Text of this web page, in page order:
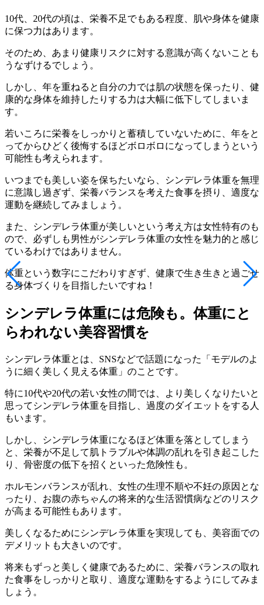
10代、20代の頃は、栄養不足でもある程度、肌や身体を健康
に保つ力はあります。
そのため、あまり健康リスクに対する意識が高くないことも
うなずけるでしょう。
しかし、年を重ねると自分の力では肌の状態を保ったり、健
康的な身体を維持したりする力は大幅に低下してしまいま
す。
若いころに栄養をしっかりと蓄積していないために、年をと
ってからひどく後悔するほどボロボロになってしまうという
可能性も考えられます。
いつまでも美しい姿を保ちたいなら、シンデレラ体重を無理
に意識し過ぎず、 栄養バランスを考えた食事を摂り、 適度な
運動を継続してみましょう。
また、シンデレラ体重が美しいという考え方は女性特有のも
ので、必ずしも男性がシンデレラ体重の女性を魅力的と感じ
ているわけではありません。
体重という数字にこだわりすぎず、 健康で生き生きと過ごせ
る身体づくり を目指したいですね！
シンデレラ体重には危険も。体重にと
らわれない美容習慣を
シンデレラ体重とは、SNSなどで話題になった
「モデルのよ
うに細く美しく見える体重」 のことです。
特に10代や20代の若い女性の間では、より美しくなりたいと
思ってシンデレラ体重を目指し、 過度のダイエット をする人
もいます。
しかし、シンデレラ体重になるほど体重を落としてしまう
と、 栄養が不足 して肌トラブルや体調の乱れを引き起こした
り、 骨密度の低下を招くといった危険性も。
ホルモンバランスが乱れ、女性の生理不順や不妊の原因 とな
ったり、お腹の赤ちゃんの将来的な生活習慣病などのリスク
が高まる可能性もあります。
美しくなるためにシンデレラ体重を実現しても、 美容面での
デメリット も大きいのです。
将来もずっと美しく健康であるために、 栄養バランスの取れ
た食事をしっかりと取り、 適度な運動をするようにしてみま
しょう。